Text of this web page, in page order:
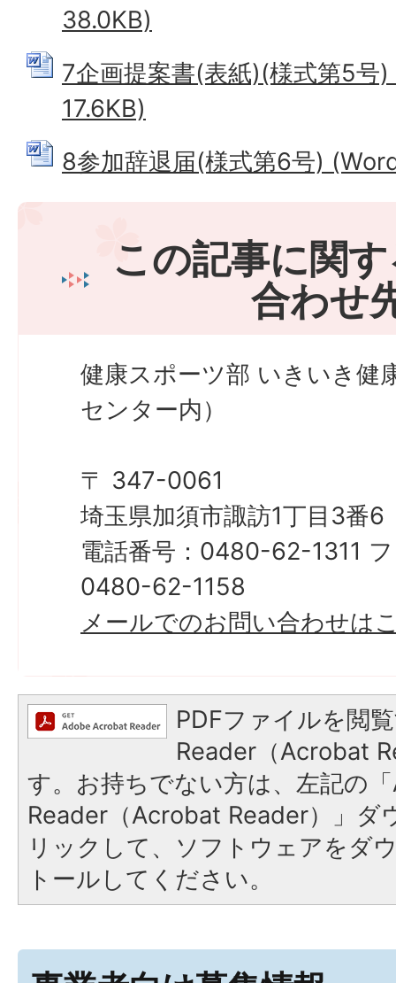
38.0KB)
7企画提案書(表紙)(様式第5号
17.6KB)
8参加辞退届(様式第6号)
この記事に関
合わせ
健康スポーツ部 いきいき健
センター内）
〒 347-0061
埼玉県加須市諏訪1丁目3番6
電話番号：0480-62-1311
0480-62-1158
メールでのお問い合わせは
PDFファイルを閲
Reader（Acrobat
す。お持ちでない方は、左記の
Reader（Acrobat Reader）」ダ
リックして、ソフトウェアをダ
トールしてください。